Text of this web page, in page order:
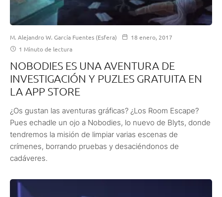
M. Alejandro W. García Fuentes (Esfera)
18 enero, 2017
1 Minuto de lectura
NOBODIES ES UNA AVENTURA DE
INVESTIGACIÓN Y PUZLES GRATUITA EN
LA APP STORE
¿Os gustan las aventuras gráficas? ¿Los Room Escape?
Pues echadle un ojo a Nobodies, lo nuevo de Blyts, donde
tendremos la misión de limpiar varias escenas de
crímenes, borrando pruebas y desaciéndonos de
cadáveres.